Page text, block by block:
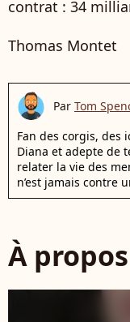
contrat : 34
Thomas Montet
Par Tom
Fan des corgis, des
Diana et adepte de
relater la vie des
n’est jamais contre
À